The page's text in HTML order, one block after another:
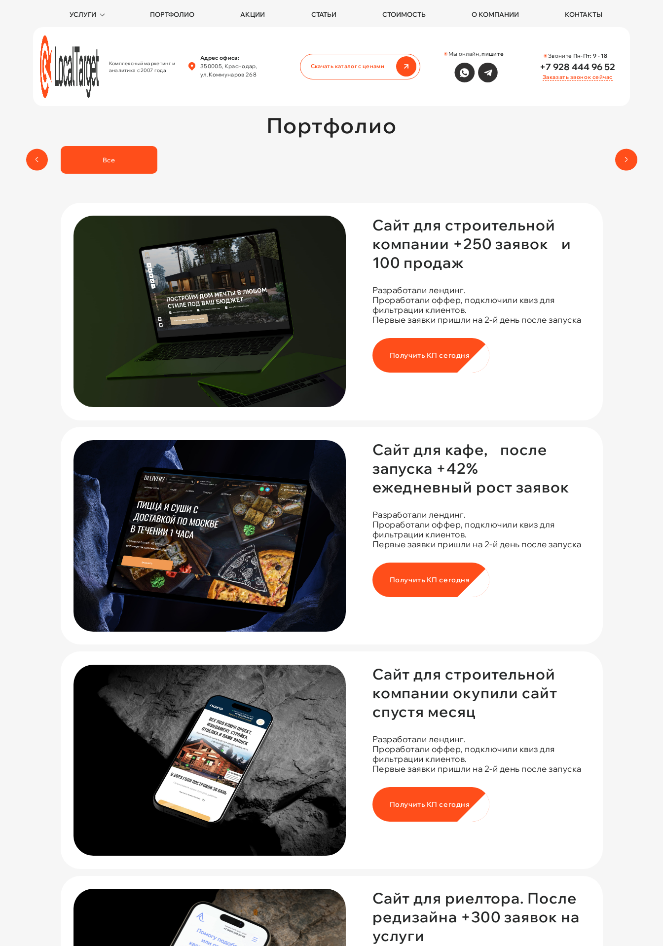
УСЛУГИ ПОРТФОЛИО АКЦИИ СТАТЬИ СТОИМОСТЬ О КОМПАНИИ КОНТАКТЫ
Комплексный маркетинг и
аналитика с 2007 года
Адрес офиса:
350005, Краснодар,
ул. Коммунаров 268
Скачать каталог с ценами
Мы онлайн,пишите Звоните Пн-Пт: 9 - 18
+7 928 444 96 52
Заказать звонок сейчас
Портфолио
Все Разработка
Сайт для строительной
компании +250 заявок и
100 продаж
Разработали лендинг.
Проработали оффер, подключили квиз для
фильтрации клиентов.
Первые заявки пришли на 2-й день после запуска
Получить КП сегодня
Сайт для кафе, после
запуска +42%
ежедневный рост заявок
Разработали лендинг.
Проработали оффер, подключили квиз для
фильтрации клиентов.
Первые заявки пришли на 2-й день после запуска
Получить КП сегодня
Сайт для строительной
компании окупили сайт
спустя месяц
Разработали лендинг.
Проработали оффер, подключили квиз для
фильтрации клиентов.
Первые заявки пришли на 2-й день после запуска
Получить КП сегодня
Сайт для риелтора. После
редизайна +300 заявок на
услуги